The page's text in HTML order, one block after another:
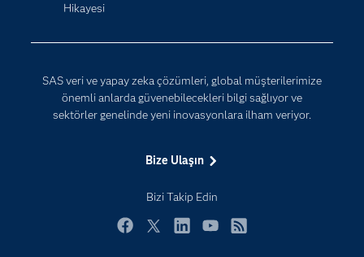
Hikayesi
SAS veri ve yapay zeka çözümleri, global müşterilerimize
önemli anlarda güvenebilecekleri bilgi sağlıyor ve
sektörler genelinde yeni inovasyonlara ilham veriyor.
Bize Ulaşın
Bizi Takip Edin
Etkinlikler
Eğitim
Geliştiriciler
Kariyer
Neden SAS?